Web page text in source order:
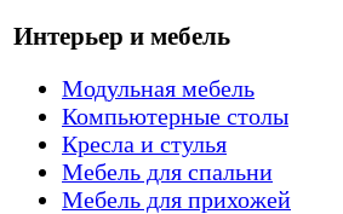
Интерьер и мебель
Модульная мебель
Компьютерные столы
Кресла и стулья
Мебель для спальни
Мебель для прихожей